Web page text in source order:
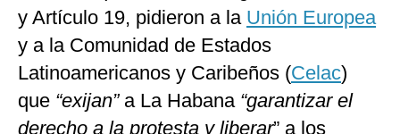
y Artículo 19, pidieron a la Unión Europea
y a la Comunidad de Estados
Latinoamericanos y Caribeños (Celac)
que “exijan”a La Habana “garantizar el
derecho a la protesta y liberar” a los